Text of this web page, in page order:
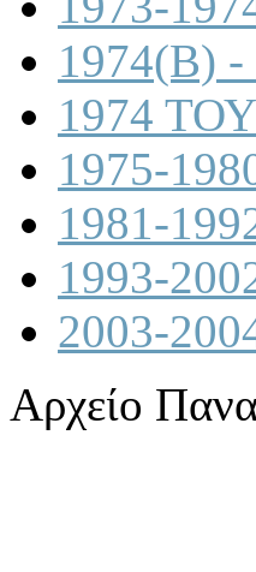
1974(B)
1974
1975-
1981-
1993-
2003-
Αρχείο